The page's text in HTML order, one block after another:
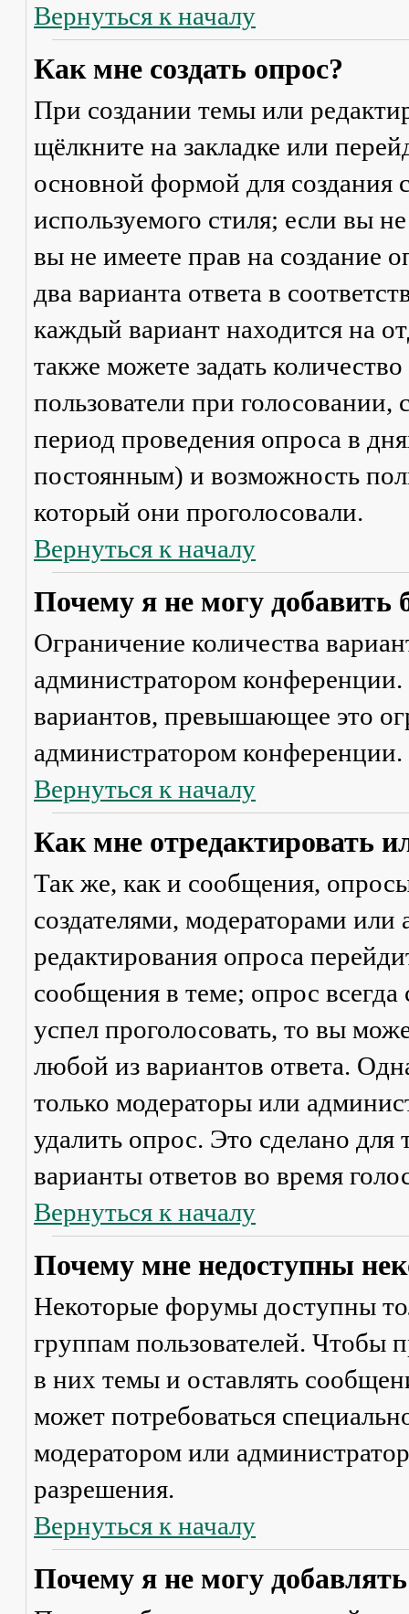
Вернуться к началу
Как мне создать опрос?
При создании темы или
щёлкните на закладке или
основной формой для создания
используемого стиля; если вы
вы не имеете прав на создание
два варианта ответа в
каждый вариант находится на
также можете задать
пользователи при
период проведения опроса в
постоянным) и возможность
который они проголосовали.
Вернуться к началу
Почему я не могу добавить
Ограничение количества
администратором
вариантов, превышающее это
администратором конференции.
Вернуться к началу
Как мне отредактировать
Так же, как и сообщения,
создателями, модераторами
редактирования опроса
сообщения в теме; опрос
успел проголосовать, то вы
любой из вариантов ответа.
только модераторы или
удалить опрос. Это сделано для
варианты ответов во время
Вернуться к началу
Почему мне недоступны
Некоторые форумы доступны
группам пользователей. Чтобы
в них темы и оставлять
может потребоваться
модератором или
разрешения.
Вернуться к началу
Почему я не могу